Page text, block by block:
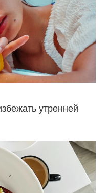
утренней